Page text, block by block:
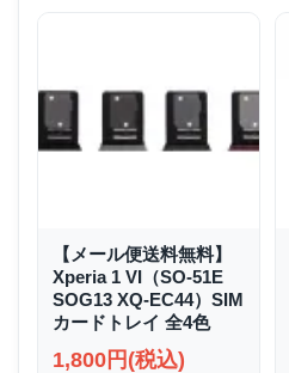
【メール便送料無料】
Xperia 1 VI（SO-51E
SOG13 XQ-EC44）SIM
カードトレイ 全4色
1,800円(税込)